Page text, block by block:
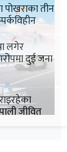
पोखराका तीन
लगेर
दुई जना
जीवित